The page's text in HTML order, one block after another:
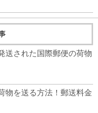
送された国際郵便の荷物
物を送る方法！郵送料金